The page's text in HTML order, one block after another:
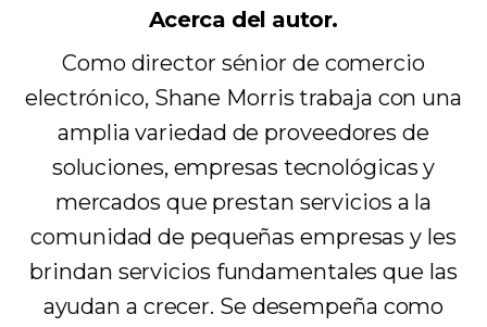
Acerca del autor.
Como director sénior de comercio
electrónico, Shane Morris trabaja con una
amplia variedad de proveedores de
soluciones, empresas tecnológicas y
mercados que prestan servicios a la
comunidad de pequeñas empresas y les
brindan servicios fundamentales que las
ayudan a crecer. Se desempeña como